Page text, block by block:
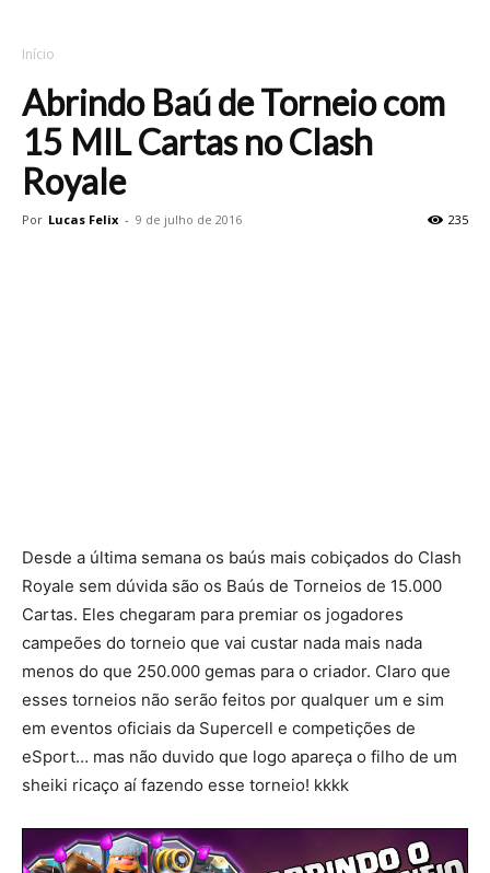
Início
Abrindo Baú de Torneio com
15 MIL Cartas no Clash
Royale
Por Lucas Felix - 9 de julho de 2016 235
Desde a última semana os baús mais cobiçados do Clash
Royale sem dúvida são os Baús de Torneios de 15.000
Cartas. Eles chegaram para premiar os jogadores
campeões do torneio que vai custar nada mais nada
menos do que 250.000 gemas para o criador. Claro que
esses torneios não serão feitos por qualquer um e sim
em eventos oficiais da Supercell e competições de
eSport… mas não duvido que logo apareça o filho de um
sheiki ricaço aí fazendo esse torneio! kkkk